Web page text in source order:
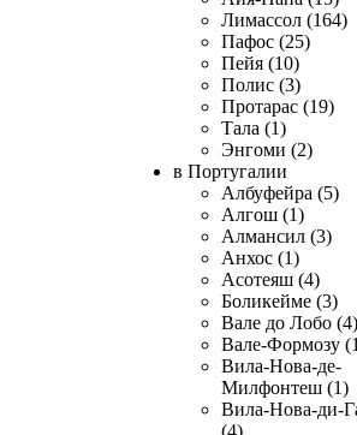
Лимассол (164)
Пафос (25)
Пейя (10)
Полис (3)
Протарас (19)
Тала (1)
Энгоми (2)
в Португалии
Албуфейра (5)
Алгош (1)
Алмансил (3)
Анхос (1)
Асотеяш (4)
Боликейме (3)
Вале до Лобо (4)
Вале-Формозу
Вила-Нова-де-
Милфонтеш (1)
Вила-Нова-ди-
(4)